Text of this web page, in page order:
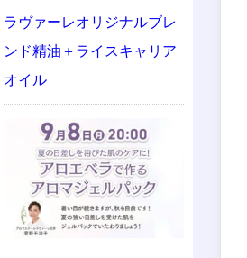
ラヴァーレオリジナルブレ
ンド精油＋ライスキャリア
オイル